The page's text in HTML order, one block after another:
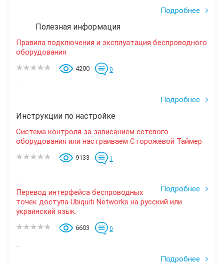
Подробнее
Полезная информация
Правила подключения и эксплуатация беспроводного
оборудования
4200 0
...
Подробнее
Инструкции по настройке
Система контроля за зависанием сетевого
оборудования или настраиваем Сторожевой Таймер
9133 1
...
Подробнее
Перевод интерфейса беспроводных
точек доступа Ubiquiti Networks на русский или
украинский язык.
6603 0
...
Подробнее